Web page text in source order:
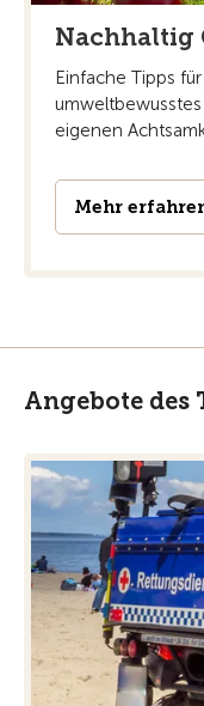
Nachhaltig
Einfache Tipps
eigenen
Mehr
Angebote des